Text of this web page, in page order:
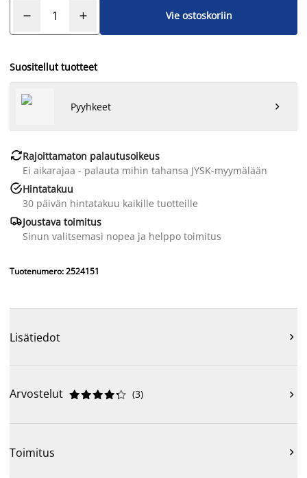
Vie ostoskoriin
Suositellut tuotteet
Pyyhkeet 
Rajoittamaton palautusoikeus
Ei aikarajaa - palauta mihin tahansa JYSK-myymälään
Hintatakuu
30 päivän hintatakuu kaikille tuotteille
Joustava toimitus
Sinun valitsemasi nopea ja helppo toimitus
Tuotenumero: 2524151
Lisätiedot 
Arvostelut 




 (3) 
Toimitus 